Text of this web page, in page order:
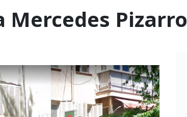
Mercedes Pizarro